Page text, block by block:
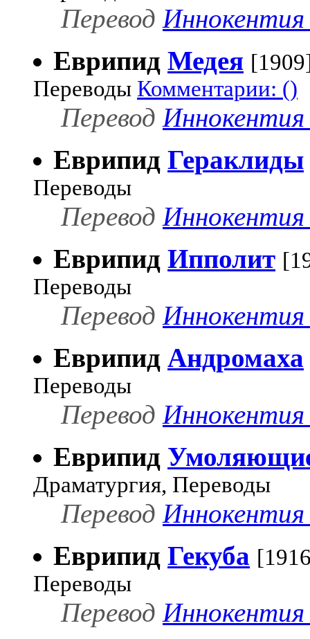
Перевод Иннокентия
Еврипид Медея
Переводы Комментарии: ()
Перевод Иннокентия
Еврипид Гераклиды
Переводы
Перевод Иннокентия
Еврипид Ипполит
Переводы
Перевод Иннокентия
Еврипид Андромаха
Переводы
Перевод Иннокентия
Еврипид
Драматургия, Переводы
Перевод Иннокентия
Еврипид Гекуба
Переводы
Перевод Иннокентия